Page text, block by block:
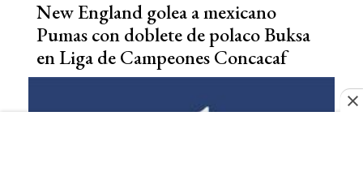
New England golea a mexicano
Pumas con doblete de polaco Buksa
en Liga de Campeones Concacaf